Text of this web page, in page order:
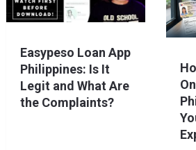
Easypeso Loan App
Philippines: Is It
Legit and What Are
the Complaints?